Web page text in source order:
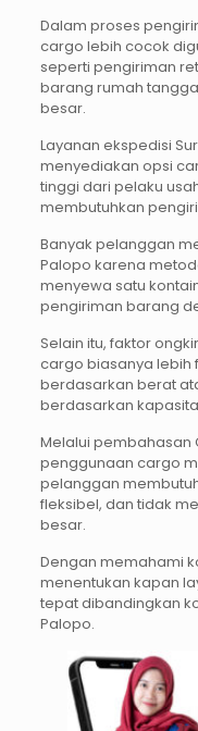
Dalam proses
cargo lebih cocok
seperti pengiriman
barang rumah
besar.
Layanan ekspedisi
menyediakan opsi
tinggi dari pelaku
membutuhkan
Banyak pelanggan
Palopo karena
menyewa satu
pengiriman barang
Selain itu, faktor
cargo biasanya lebih
berdasarkan berat
berdasarkan
Melalui pembahasan
penggunaan cargo
pelanggan
fleksibel, dan tidak
besar.
Dengan memahami
menentukan kapan
tepat dibandingkan
Palopo.